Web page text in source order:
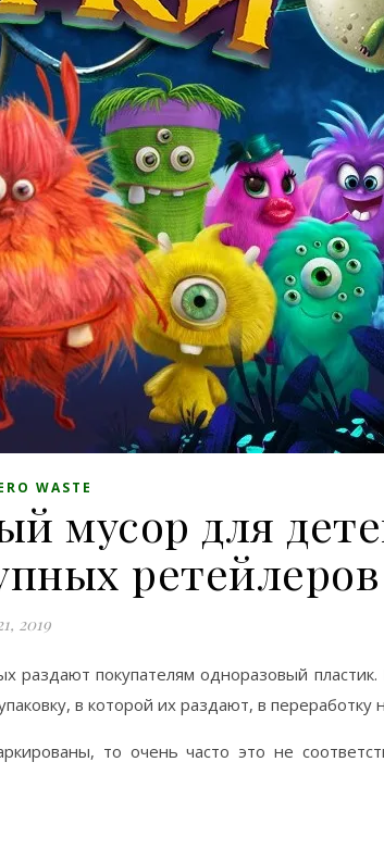
WASTE
мусор для
ретейлеров
2019
раздают покупателям одноразовый
в которой их раздают, в переработку
то очень часто это не